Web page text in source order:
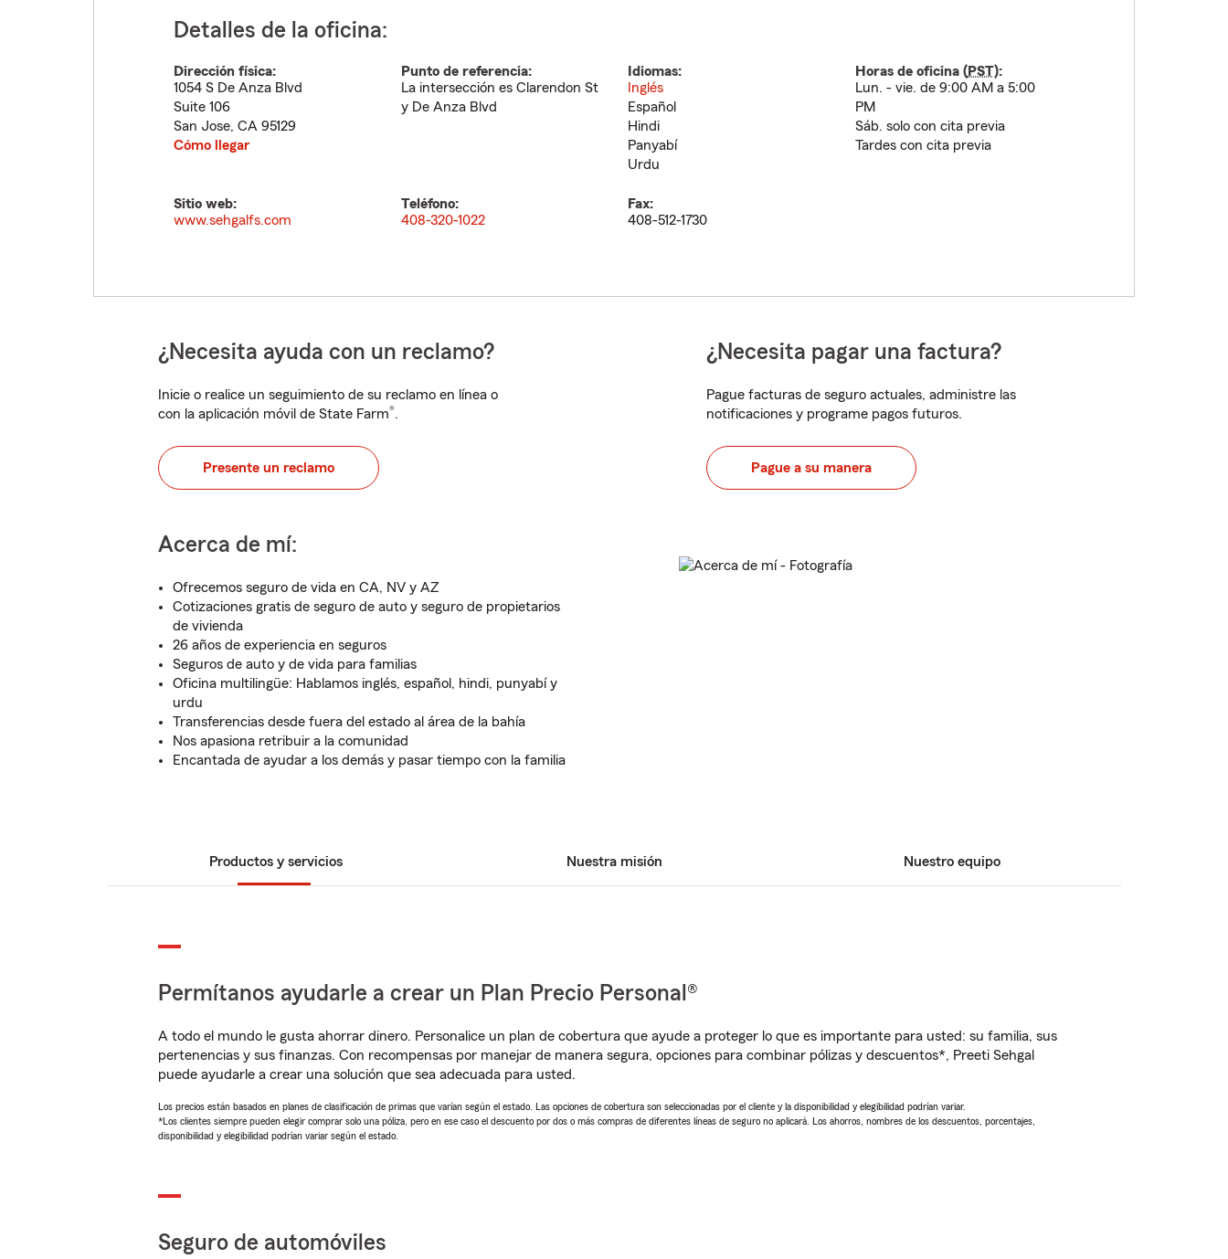
Detalles de la oficina:
Dirección física:
1054 S De Anza Blvd
Suite 106
San Jose, CA 95129
Cómo llegar
Punto de referencia:
La intersección es Clarendon St
y De Anza Blvd
Idiomas:
Inglés
Español
Hindi
Panyabí
Urdu
Horas de oficina (PST):
Lun. - vie. de 9:00 AM a 5:00
PM
Sáb. solo con cita previa
Tardes con cita previa
Sitio web:
www.sehgalfs.com
Teléfono:
408-320-1022
Fax:
408-512-1730
¿Necesita ayuda con un reclamo?
Inicie o realice un seguimiento de su reclamo en línea o
con la aplicación móvil de State Farm®.
Presente un reclamo
¿Necesita pagar una factura?
Pague facturas de seguro actuales, administre las
notificaciones y programe pagos futuros.
Pague a su manera
Acerca de mí:
Ofrecemos seguro de vida en CA, NV y AZ
Cotizaciones gratis de seguro de auto y seguro de propietarios
de vivienda
26 años de experiencia en seguros
Seguros de auto y de vida para familias
Oficina multilingüe: Hablamos inglés, español, hindi, punyabí y
urdu
Transferencias desde fuera del estado al área de la bahía
Nos apasiona retribuir a la comunidad
Encantada de ayudar a los demás y pasar tiempo con la familia
Productos y servicios Nuestra misión Nuestro equipo
Permítanos ayudarle a crear un Plan Precio Personal®
A todo el mundo le gusta ahorrar dinero. Personalice un plan de cobertura que ayude a proteger lo que es importante para usted: su familia, sus
pertenencias y sus finanzas. Con recompensas por manejar de manera segura, opciones para combinar pólizas y descuentos*, Preeti Sehgal
puede ayudarle a crear una solución que sea adecuada para usted.
Los precios están basados en planes de clasificación de primas que varían según el estado. Las opciones de cobertura son seleccionadas por el cliente y la disponibilidad y elegibilidad podrían variar.
*Los clientes siempre pueden elegir comprar solo una póliza, pero en ese caso el descuento por dos o más compras de diferentes líneas de seguro no aplicará. Los ahorros, nombres de los descuentos, porcentajes,
disponibilidad y elegibilidad podrían variar según el estado.
Seguro de automóviles